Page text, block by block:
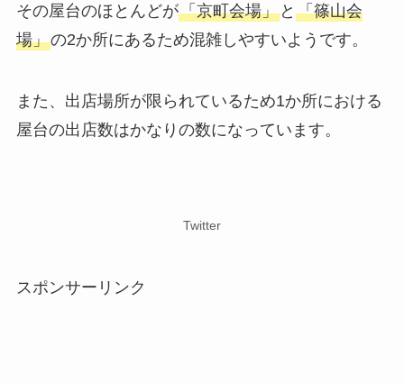
その屋台のほとんどが「京町会場」と 「篠山会
場」の2か所にあるため混雑しやすいようです。
また、出店場所が限られているため1か所における
屋台の出店数はかなりの数になっています。
Twitter
スポンサーリンク